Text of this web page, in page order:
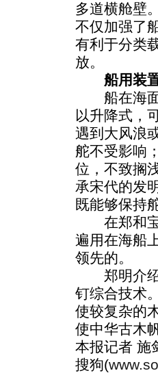
多道横舱壁
不仅加强了
有利于分类
放。
船用装置
船在海面
以升降式，
遇到大风浪
舵不受影响
位，不致搁
承宋代的发
既能够保持
在郑和宝
遍用在海船
领先的。
郑明介绍
钉综合技术
使较复杂的
使中华古木
本报记者 施
搜狗(